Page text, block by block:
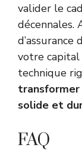
valider le
décennales.
votre capital
technique
solide et
FAQ